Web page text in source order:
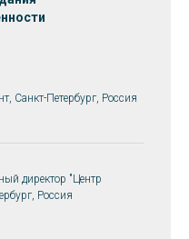
Санкт-Петербург, Россия
директор "Центр
Россия